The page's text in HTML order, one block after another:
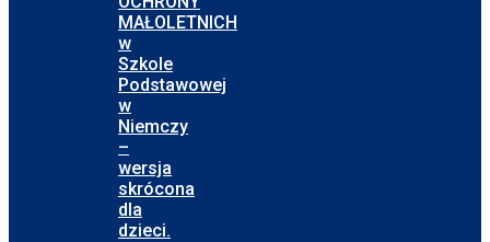
MAŁOLETNICH
w
Szkole
Podstawowej
w
Niemczy
–
wersja
skrócona
dla
dzieci.